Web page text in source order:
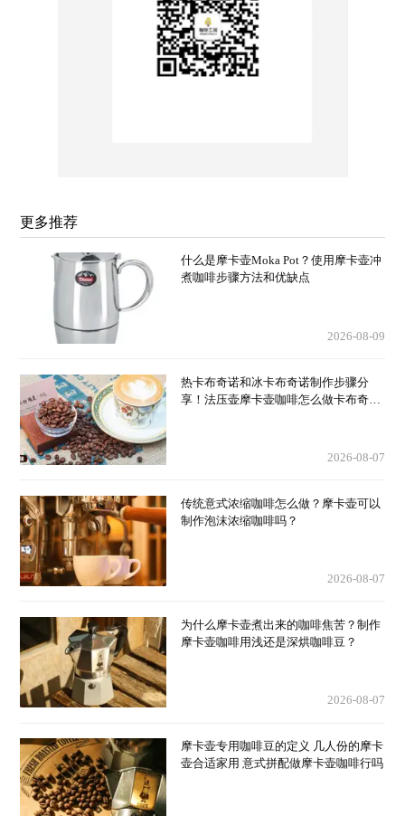
更多推荐
什么是摩卡壶Moka Pot？使用摩卡壶冲
煮咖啡步骤方法和优缺点
2026-08-09
热卡布奇诺和冰卡布奇诺制作步骤分
享！法压壶摩卡壶咖啡怎么做卡布奇诺
2026-08-07
传统意式浓缩咖啡怎么做？摩卡壶可以
制作泡沫浓缩咖啡吗？
2026-08-07
为什么摩卡壶煮出来的咖啡焦苦？制作
摩卡壶咖啡用浅还是深烘咖啡豆？
2026-08-07
摩卡壶专用咖啡豆的定义 几人份的摩卡
壶合适家用 意式拼配做摩卡壶咖啡行吗